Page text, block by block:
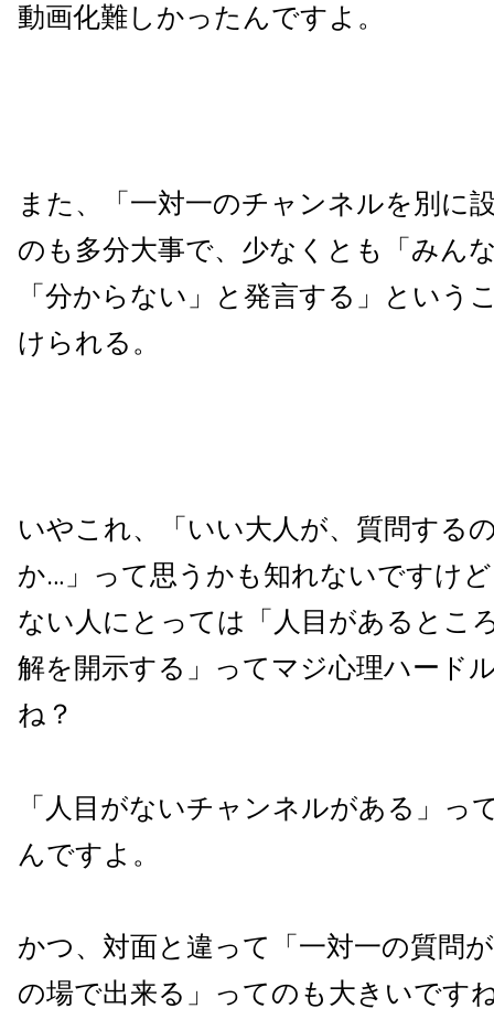
動画化難しかったんですよ。
また、「一対一のチャンネルを別に
のも多分大事で、少なくとも「みん
「分からない」と発言する」という
けられる。
いやこれ、「いい大人が、質問する
か…」って思うかも知れないですけ
ない人にとっては「人目があるとこ
解を開示する」ってマジ心理ハード
ね？
「人目がないチャンネルがある」っ
んですよ。
かつ、対面と違って「一対一の質問
の場で出来る」ってのも大きいです